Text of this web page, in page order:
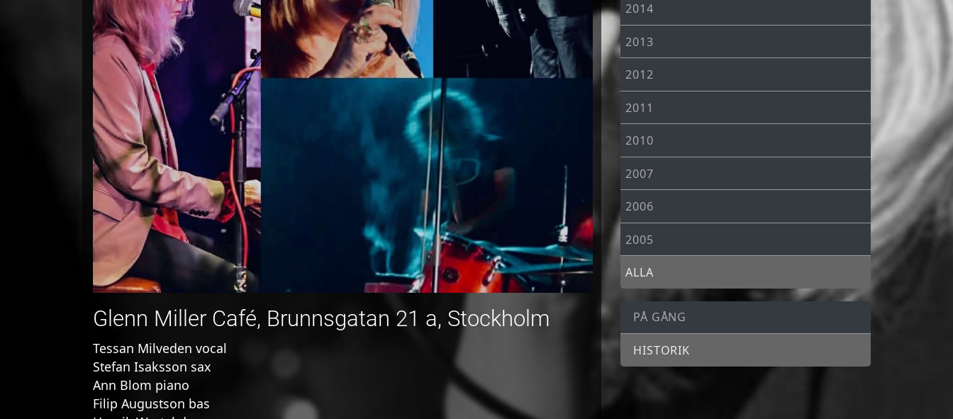
Glenn Miller Café, Brunnsgatan 21 a, Stockholm
Tessan Milveden vocal
Stefan Isaksson sax
Ann Blom piano
Filip Augustson bas
2014
2013
2012
2011
2010
2007
2006
2005
ALLA
PÅ GÅNG
HISTORIK